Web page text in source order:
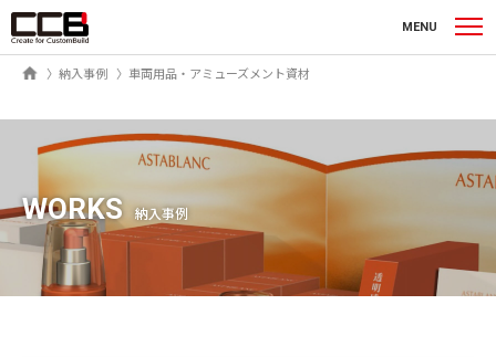
MENU
ホーム納入事例 車両用品・アミューズメント資材
WORKS 納入事例